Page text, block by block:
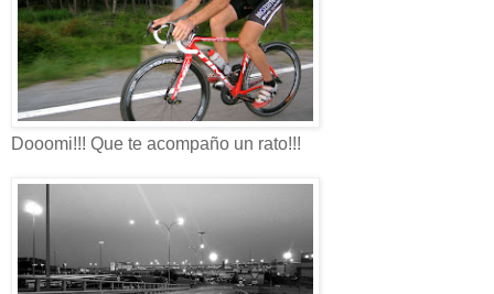
Dooomi!!! Que te acompaño un rato!!!